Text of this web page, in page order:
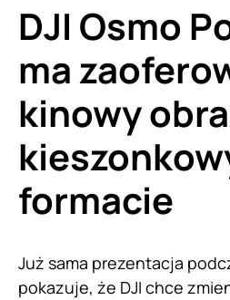
DJI Osmo
ma
kinowy
formacie
Już sama prezentacja
pokazuje, że DJI chce